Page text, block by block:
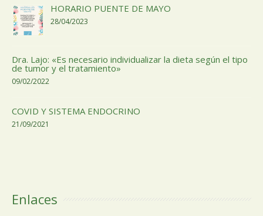
HORARIO PUENTE DE MAYO
28/04/2023
Dra. Lajo: «Es necesario individualizar la dieta según el tipo
de tumor y el tratamiento»
09/02/2022
COVID Y SISTEMA ENDOCRINO
21/09/2021
Enlaces